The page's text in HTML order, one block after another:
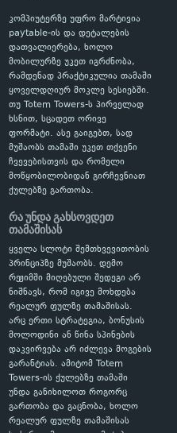
კომპიუტერზე უფრო მარტივია
paytable-ის და დეტალების
დათვალიერება, ხოლო
მობილურზე უკეთ იგრძნობა,
რამდენად პრაქტიკულია თამაში
ყოველდღიურ მოკლე სესიებში.
თუ Totem Towers-ს პირველად
ხსნით, სცადეთ ორივე
ფორმატი. ასე გაიგებთ, სად
მუშაობს თამაში უკეთ თქვენი
ჩვევებისთვის და რომელი
მოწყობილობიდან გირჩევნიათ
ქულებზე გართობა.
რა უნდა გახსოვდეთ
თამაშისას
ყველა სლოტი შემთხვევითობის
პრინციპზე მუშაობს. დემო
რეჟიმში მიღებული შედეგი არ
ნიშნავს, რომ იგივე მოხდება
რეალურ ფულზე თამაშისას.
არც ერთი სტრატეგია, ბონუსის
მოლოდინი ან წინა სპინების
დაკვირვება არ იძლევა მოგების
გარანტიას. ამიტომ Totem
Towers-ის ქულებზე თამაში
უნდა განიხილოთ როგორც
გართობა და გაცნობა, ხოლო
რეალურ ფულზე თამაშისას